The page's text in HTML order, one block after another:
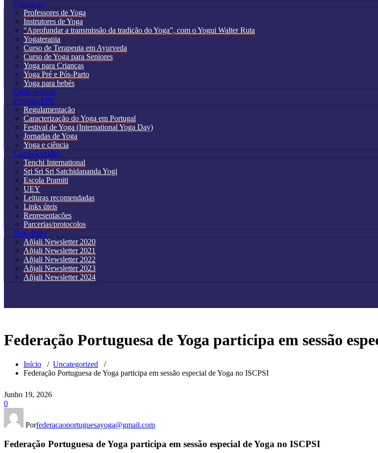
Formação
Professores de Yoga
Instrutores de Yoga
“Aprofundar a transmissão da tradição do Yoga”, com o Yogui Walter Ruta
Yogaterapia
Curso de Terapeuta em Ayurveda
Curso de Yoga para Seniores
Yoga para Crianças
Yoga Pré e Pós-Parto
Yoga para bebés
Onde praticar
Projetos FPY
Regulamentação
Caracterização do Yoga em Portugal
Festival de Yoga (International Yoga Day)
Jornadas de Yoga
Yoga e ciência
Cumplicidades
Tenchi International
Sri Sri Sri Satchidananda Yogi
Escola Pramiti
UEY
Leituras recomendadas
Links úteis
Representações
Parcerias/protocolos
Newsletter
Añjali Newsletter 2020
Añjali Newsletter 2021
Añjali Newsletter 2022
Añjali Newsletter 2023
Añjali Newsletter 2024
Federação Portuguesa de Yoga participa em sessão
Início / Uncategorized /
Federação Portuguesa de Yoga participa em sessão especial de Yoga no ISCPSI
Junho 19, 2026
0
Porfederacaoportuguesayoga@gmail.com
Federação Portuguesa de Yoga participa em sessão especial de Yoga no ISCPSI